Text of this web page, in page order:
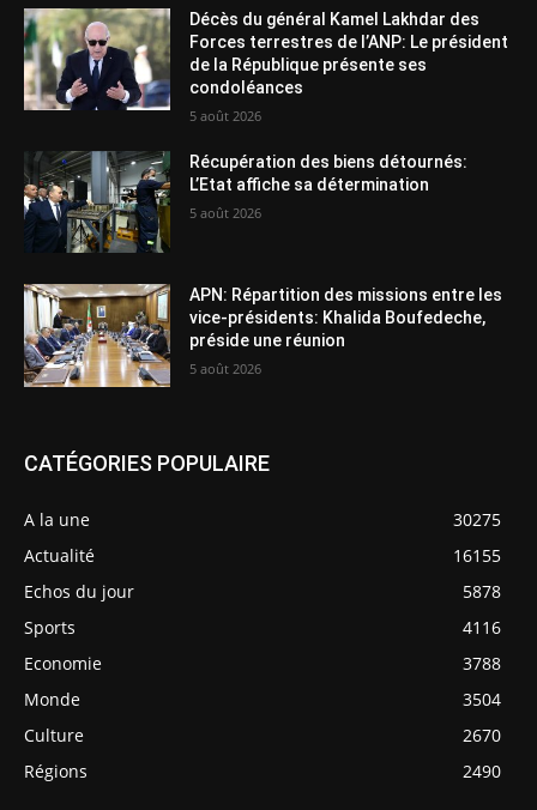
Décès du général Kamel Lakhdar des
Forces terrestres de l’ANP: Le président
de la République présente ses
condoléances
5 août 2026
Récupération des biens détournés:
L’Etat affiche sa détermination
5 août 2026
APN: Répartition des missions entre les
vice-présidents: Khalida Boufedeche,
préside une réunion
5 août 2026
CATÉGORIES POPULAIRE
A la une
30275
Actualité
16155
Echos du jour
5878
Sports
4116
Economie
3788
Monde
3504
Culture
2670
Régions
2490